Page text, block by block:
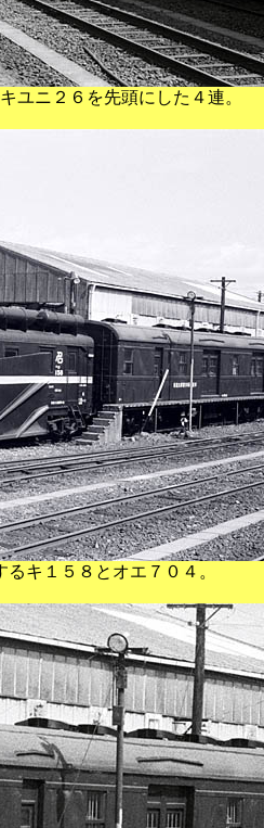
ユニ２６を先頭にした４連。
るキ１５８とオエ７０４。